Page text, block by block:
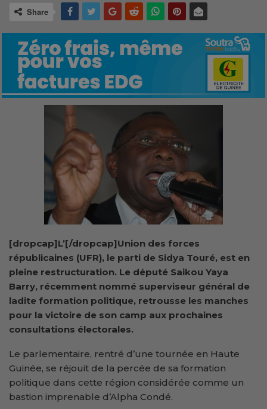
Share
[dropcap]L’[/dropcap]Union des forces
républicaines (UFR), le parti de Sidya Touré, est en
pleine restructuration. Le député Saikou Yaya
Barry, récemment nommé superviseur général de
ladite formation politique, retrousse les manches
pour la victoire de son camp aux prochaines
consultations électorales.
Le parlementaire, rentré d’une tournée en Haute
Guinée, se réjouit de la percée de sa formation
politique dans cette région considérée comme un
bastion imprenable d’Alpha Condé.